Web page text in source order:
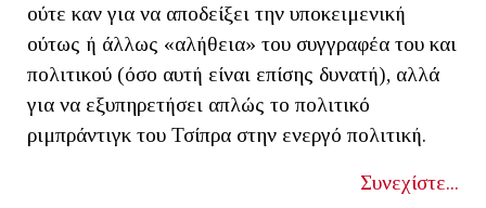
ούτε καν για να αποδείξει την υποκειμενική
ούτως ή άλλως «αλήθεια» του συγγραφέα του και
πολιτικού (όσο αυτή είναι επίσης δυνατή), αλλά
για να εξυπηρετήσει απλώς το πολιτικό
ριμπράντιγκ του Τσίπρα στην ενεργό πολιτική.
Συνεχίστε...